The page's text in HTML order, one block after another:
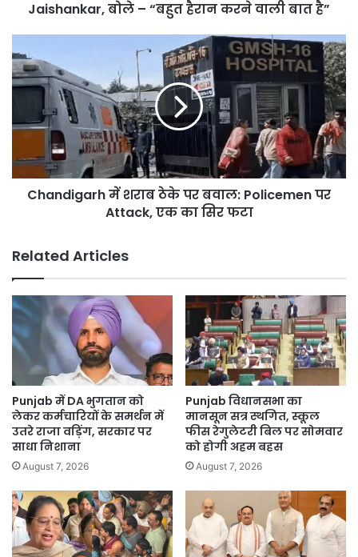
वाली
बात
है”
Jaishankar, बोले – “बहुत हैरान करने वाली बात है”
में
शराब
ठेके
बवाल:
Policemen
पर
Attack,
Chandigarh में शराब ठेके पर बवाल: Policemen पर
Attack, एक का सिर फटा
Related Articles
Punjab में DA भुगतान को
लेकर कर्मचारियों के समर्थन में
उतरे राजा वड़िंग, सरकार पर
साधा निशाना
August 7, 2026
Punjab विधानसभा का
मानसून सत्र स्थगित, स्कूल
फीस रेगुलेटरी बिल पर सोमवार
को होगी अहम बहस
August 7, 2026